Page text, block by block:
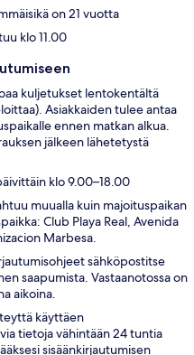
on 21 vuotta
klo 11.00
kuljetukset lentokentältä
Asiakkaiden tulee antaa
ennen matkan alkua.
jälkeen lähetetystä
klo 9.00–18.00
muualla kuin majoituspaikan
Club Playa Real, Avenida
Marbesa.
sähköpostitse
saapumista. Vastaanotossa on
aikoina.
käyttäen
tietoja vähintään 24 tuntia
sisäänkirjautumisen